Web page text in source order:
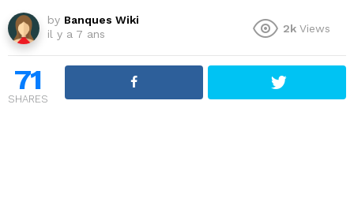
by Banques Wiki
il y a 7 ans
2k Views
71
SHARES